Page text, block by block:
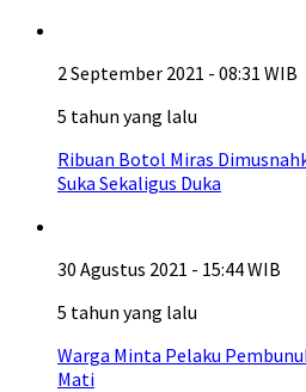
2 September 2021 - 08:31 WIB
5 tahun yang lalu
Ribuan Botol Miras
Suka Sekaligus Duka
30 Agustus 2021 - 15:44 WIB
5 tahun yang lalu
Warga Minta Pelaku
Mati